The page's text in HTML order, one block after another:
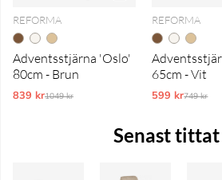
REFORMA
Adventsstjärna 'Oslo'
80cm - Brun
839 krOrdinarie pris:
1049 kr
REFORMA
65cm - Vit
599 kr749 kr
Senast tittat